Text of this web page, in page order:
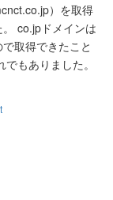
）を取得
co.jpドメインは
取得できたこと
もありました。